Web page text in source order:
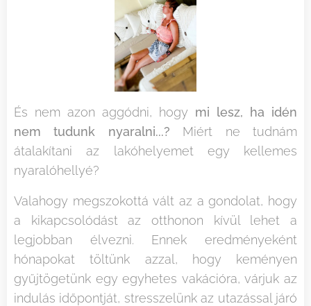
És nem azon aggódni, hogy mi lesz, ha idén
nem tudunk nyaralni...? Miért ne tudnám
átalakítani az lakóhelyemet egy kellemes
nyaralóhellyé?
Valahogy megszokottá vált az a gondolat, hogy
a kikapcsolódást az otthonon kívül lehet a
legjobban élvezni. Ennek eredményeként
hónapokat töltünk azzal, hogy keményen
gyűjtögetünk egy egyhetes vakációra, várjuk az
indulás időpontját, stresszelünk az utazással járó